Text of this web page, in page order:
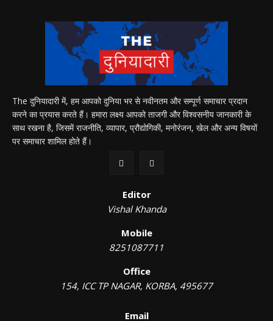
The दुनियादारी में, हम आपको दुनिया भर से नवीनतम और सम्पूर्ण समाचार प्रदान
करने का प्रयास करते हैं। हमारा लक्ष्य आपको ताजगी और विश्वसनीय जानकारी के
साथ रखना है, जिसमें राजनीति, व्यापार, प्रौद्योगिकी, मनोरंजन, खेल और अन्य विषयों
पर समाचार शामिल होते हैं।
Editor
Vishal Khanda
Mobile
8251087711
Office
154, ICC TP NAGAR, KORBA, 495677
Email